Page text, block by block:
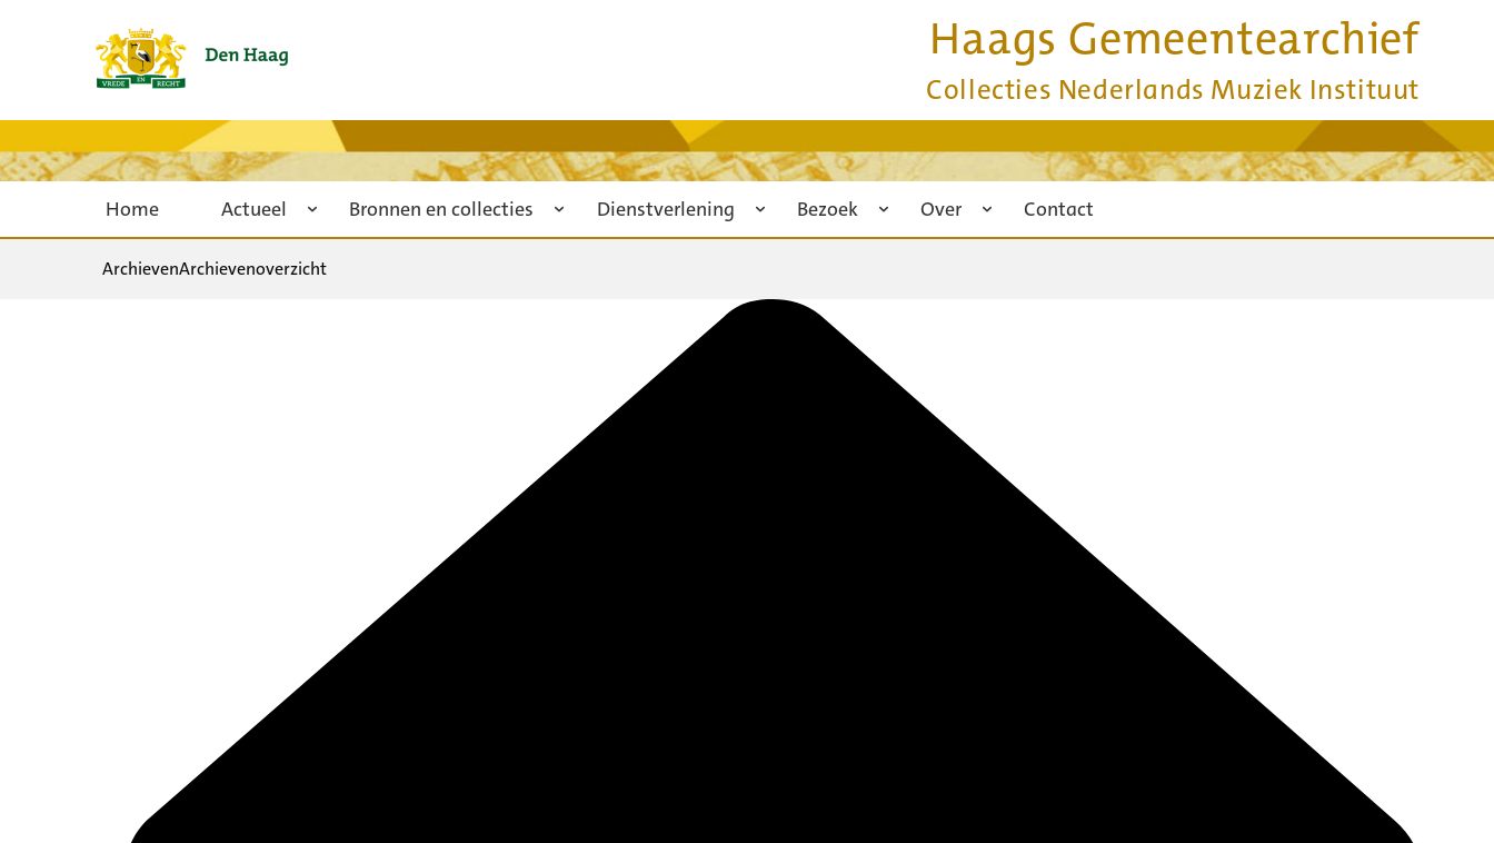
Haags Gemeentearchief
Collecties Nederlands Muziek Instituut
Home Actueel Bronnen en collecties Dienstverlening Bezoek Over Contact
ArchievenArchievenoverzicht